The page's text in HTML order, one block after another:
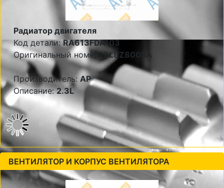
Радиатор двигателя
Код детали:RA613FDA103
Оригинальный номер:8L8Z8005A
Производитель: AP
Описание:2.3L
ВЕНТИЛЯТОР И КОРПУС ВЕНТИЛЯТОРА